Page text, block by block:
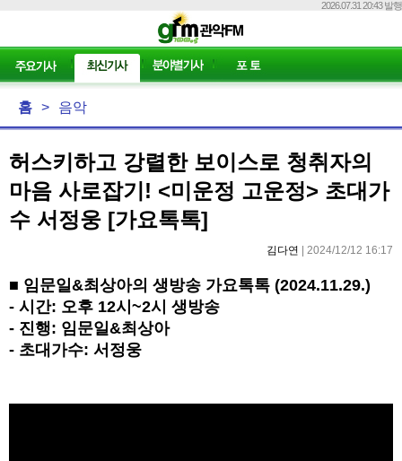
2026.07.31 20:43 발행
홈 > 음악
허스키하고 강렬한 보이스로 청취자의
마음 사로잡기! <미운정 고운정> 초대가
수 서정웅 [가요톡톡]
김다연 | 2024/12/12 16:17
■ 임문일&최상아의 생방송 가요톡톡 (2024.11.29.)
- 시간: 오후 12시~2시 생방송
- 진행: 임문일&최상아
- 초대가수: 서정웅